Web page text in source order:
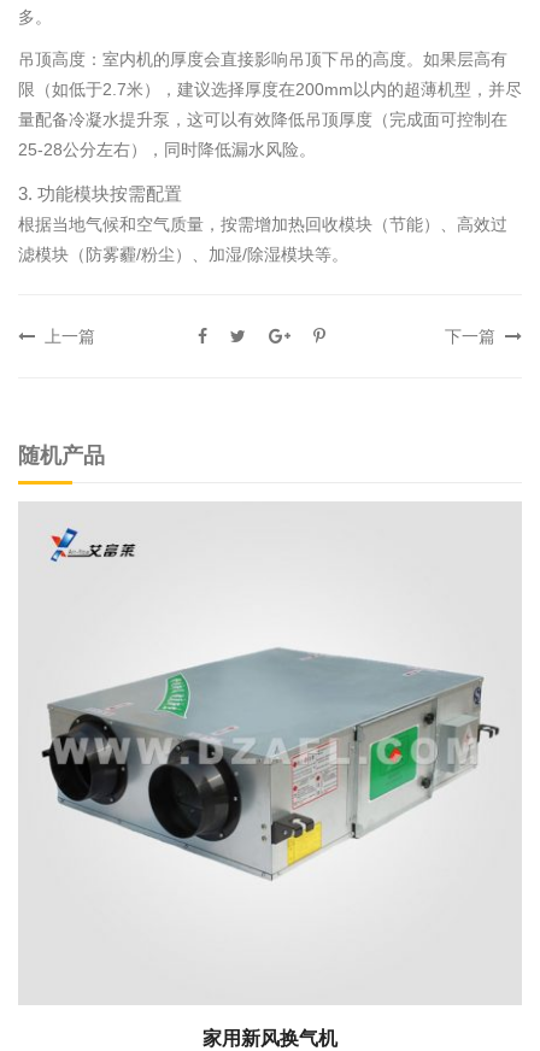
多。
吊顶高度：室内机的厚度会直接影响吊顶下吊的高度。如果层高有
限（如低于2.7米），建议选择厚度在200mm以内的超薄机型，并尽
量配备冷凝水提升泵，这可以有效降低吊顶厚度（完成面可控制在
25-28公分左右），同时降低漏水风险。
3. 功能模块按需配置
根据当地气候和空气质量，按需增加热回收模块（节能）、高效过
滤模块（防雾霾/粉尘）、加湿/除湿模块等。
上一篇 下一篇
随机产品
家用新风换气机